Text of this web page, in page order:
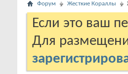
Форум Жесткие Кораллы
Если это ваш
Для